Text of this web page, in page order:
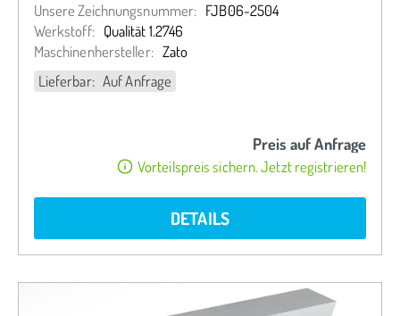
Unsere Zeichnungsnummer: FJB06-2504
Werkstoff: Qualität 1.2746
Maschinenhersteller: Zato
Lieferbar: Auf Anfrage
Preis auf Anfrage
Vorteilspreis sichern. Jetzt registrieren!
DETAILS